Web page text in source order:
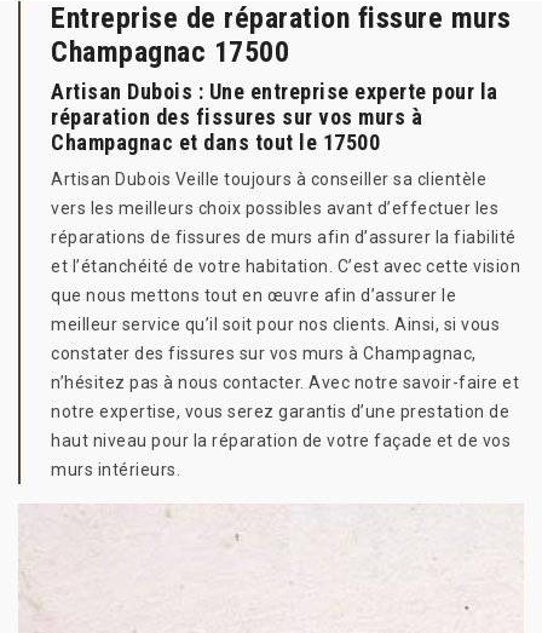
Entreprise de réparation fissure murs
Champagnac 17500
Artisan Dubois : Une entreprise experte pour la
réparation des fissures sur vos murs à
Champagnac et dans tout le 17500
Artisan Dubois Veille toujours à conseiller sa clientèle
vers les meilleurs choix possibles avant d’effectuer les
réparations de fissures de murs afin d’assurer la fiabilité
et l’étanchéité de votre habitation. C’est avec cette vision
que nous mettons tout en œuvre afin d’assurer le
meilleur service qu’il soit pour nos clients. Ainsi, si vous
constater des fissures sur vos murs à Champagnac,
n’hésitez pas à nous contacter. Avec notre savoir-faire et
notre expertise, vous serez garantis d’une prestation de
haut niveau pour la réparation de votre façade et de vos
murs intérieurs.